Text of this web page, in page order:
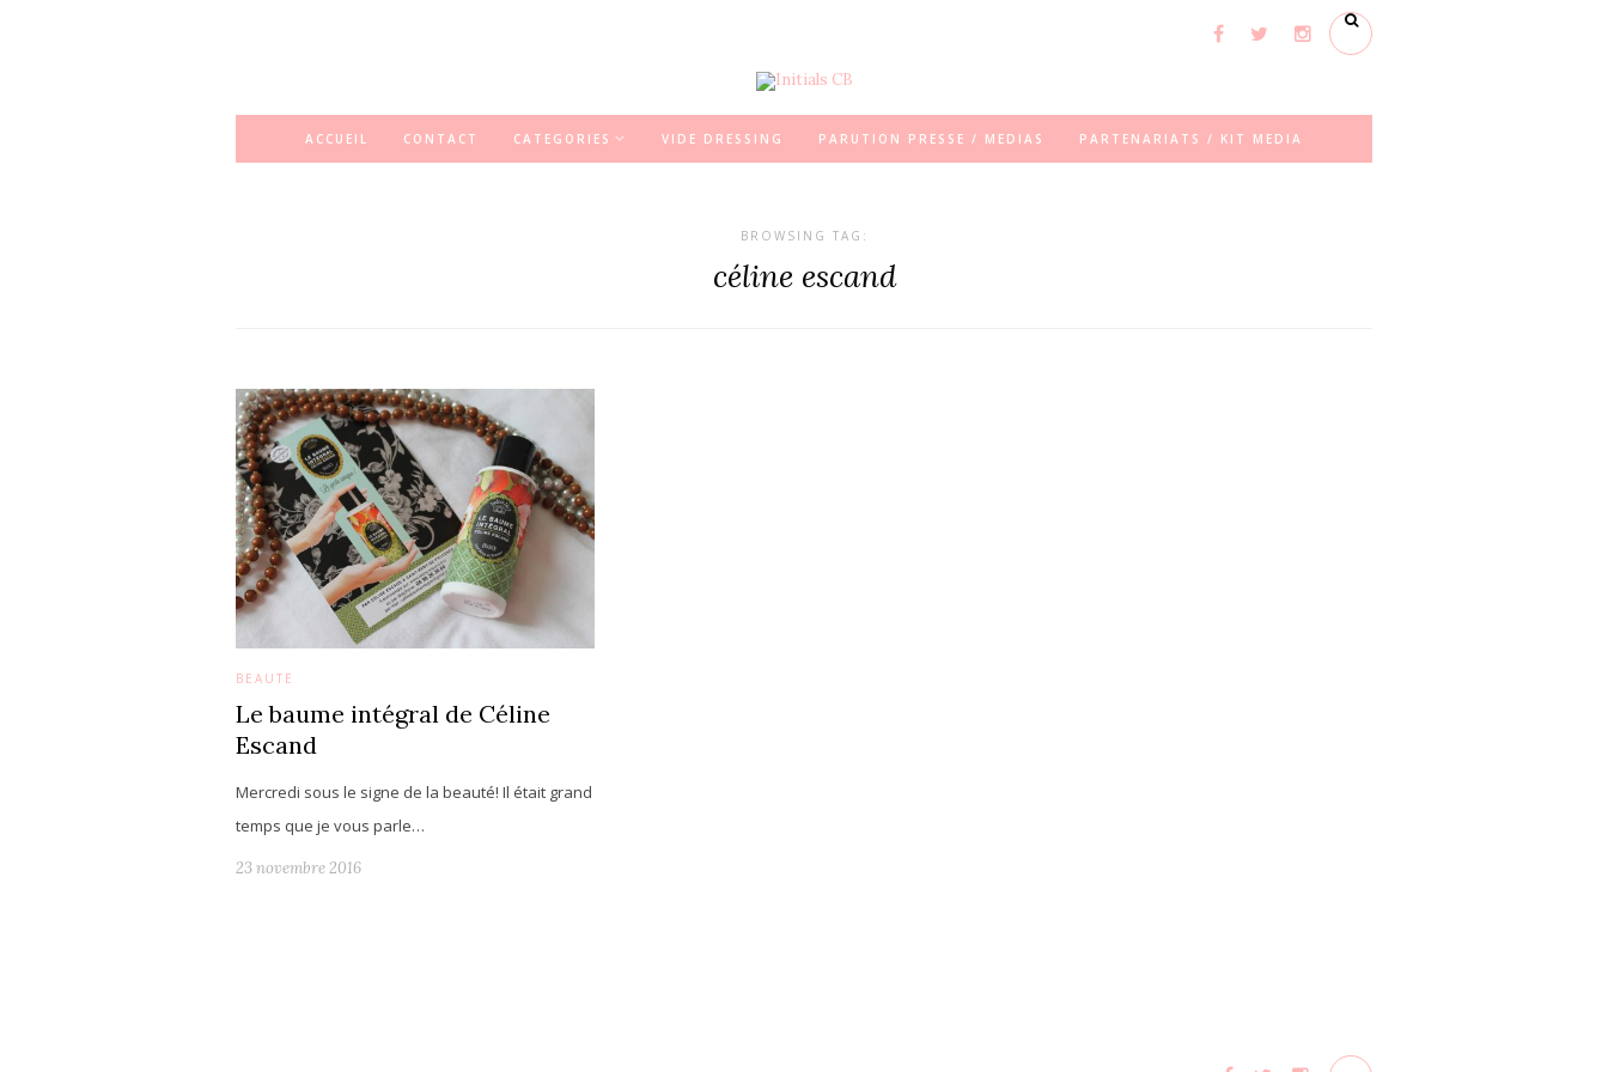
ACCUEIL CONTACT CATEGORIES VIDE DRESSING PARUTION PRESSE / MEDIAS PARTENARIATS / KIT MEDIA
BROWSING TAG:
céline escand
BEAUTÉ
Le baume intégral de Céline
Escand
Mercredi sous le signe de la beauté! Il était grand
temps que je vous parle…
23 novembre 2016